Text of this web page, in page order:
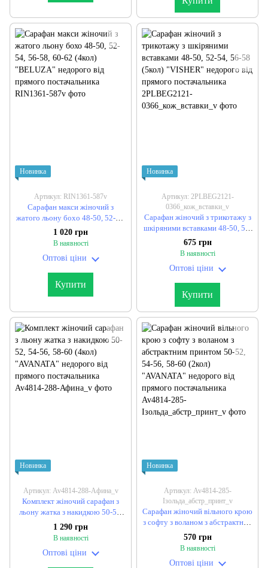
Новинка
Артикул: RIN1361-587v
Сарафан макси жіночий з
жатого льону бохо 48-50, 52-54,
56-58, 60-62 (4кол) "BELUZA"
недорого від прямого
1 020 грн
В наявності
Оптові ціни
Купити
Новинка
Артикул: 2PLBEG2121-
0366_кож_вставки_v
Сарафан жіночий з трикотажу з
шкіряними вставками 48-50, 52-
54, 56-58 (5кол) "VISHER"
недорого від прямого
675 грн
В наявності
Оптові ціни
Купити
Новинка
Артикул: Av4814-288-Афина_v
Комплект жіночий сарафан з
льону жатка з накидкою 50-52,
54-56, 58-60 (4кол) "AVANATA"
недорого від прямого
1 290 грн
В наявності
Оптові ціни
Новинка
Артикул: Av4814-285-
Ізольда_абстр_принт_v
Сарафан жіночий вільного крою
з софту з воланом з абстрактним
принтом 50-52, 54-56, 58-60
(2кол) "AVANATA" недорого від
570 грн
В наявності
Оптові ціни